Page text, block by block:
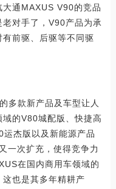
通MAXUS V90的竞品
对手了，V90产品为承
前驱、后驱等不同驱
款新产品及车型让人
的V80城配版、快捷高
杰版以及新能源产品
一次扩充，使得竞争力
在国内商用车领域的
也是其多年精耕产